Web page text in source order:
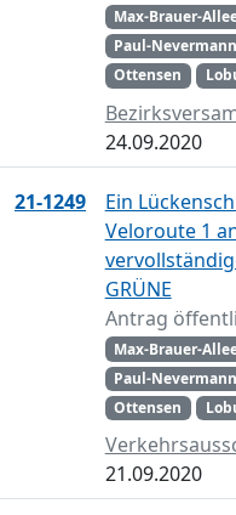
Max-Brauer-
Paul-
Ottensen
24.09.2020
21-1249
Ein
Veloroute 1
GRÜNE
Antrag
Max-Brauer-
Paul-
Ottensen
21.09.2020